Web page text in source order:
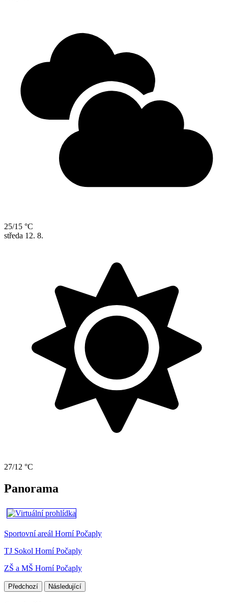
25/15 °C
středa 12. 8.
27/12 °C
Panorama
Sportovní areál Horní Počaply
TJ Sokol Horní Počaply
ZŠ a MŠ Horní Počaply
Předchozí Následující